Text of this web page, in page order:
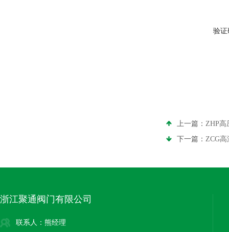
验证
上一篇： ZHP高
下一篇： ZCG
浙江聚通阀门有限公司
联系人：熊经理